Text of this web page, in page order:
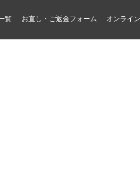
覧 お直し・ご返金フォーム オンライ